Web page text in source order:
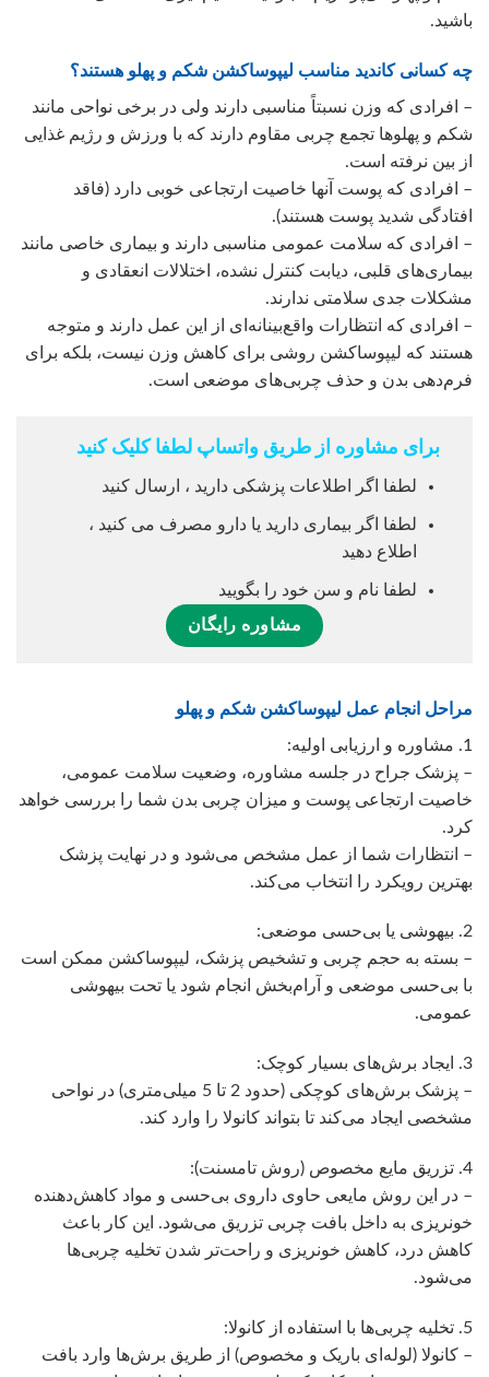
باشید.
چه کسانی کاندید مناسب لیپوساکشن شکم و پهلو هستند؟
– افرادی که وزن نسبتاً مناسبی دارند ولی در برخی نواحی مانند
شکم و پهلوها تجمع چربی مقاوم دارند که با ورزش و رژیم غذایی
از بین نرفته است.
– افرادی که پوست آنها خاصیت ارتجاعی خوبی دارد (فاقد
افتادگی شدید پوست هستند).
– افرادی که سلامت عمومی مناسبی دارند و بیماری خاصی مانند
بیماری‌های قلبی، دیابت کنترل نشده، اختلالات انعقادی و
مشکلات جدی سلامتی ندارند.
– افرادی که انتظارات واقع‌بینانه‌ای از این عمل دارند و متوجه
هستند که لیپوساکشن روشی برای کاهش وزن نیست، بلکه برای
فرم‌دهی بدن و حذف چربی‌های موضعی است.
برای مشاوره از طریق واتساپ لطفا کلیک کنید
لطفا اگر اطلاعات پزشکی دارید ، ارسال کنید
لطفا اگر بیماری دارید یا دارو مصرف می کنید ،
اطلاع دهید
لطفا نام و سن خود را بگویید
مشاوره رایگان
مراحل انجام عمل لیپوساکشن شکم و پهلو
1. مشاوره و ارزیابی اولیه:
– پزشک جراح در جلسه مشاوره، وضعیت سلامت عمومی،
خاصیت ارتجاعی پوست و میزان چربی بدن شما را بررسی خواهد
کرد.
– انتظارات شما از عمل مشخص می‌شود و در نهایت پزشک
بهترین رویکرد را انتخاب می‌کند.
2. بیهوشی یا بی‌حسی موضعی:
– بسته به حجم چربی و تشخیص پزشک، لیپوساکشن ممکن است
با بی‌حسی موضعی و آرام‌بخش انجام شود یا تحت بیهوشی
عمومی.
3. ایجاد برش‌های بسیار کوچک:
– پزشک برش‌های کوچکی (حدود 2 تا 5 میلی‌متری) در نواحی
مشخصی ایجاد می‌کند تا بتواند کانولا را وارد کند.
4. تزریق مایع مخصوص (روش تامسنت):
– در این روش مایعی حاوی داروی بی‌حسی و مواد کاهش‌دهنده
خونریزی به داخل بافت چربی تزریق می‌شود. این کار باعث
کاهش درد، کاهش خونریزی و راحت‌تر شدن تخلیه چربی‌ها
می‌شود.
5. تخلیه چربی‌ها با استفاده از کانولا:
– کانولا (لوله‌ای باریک و مخصوص) از طریق برش‌ها وارد بافت